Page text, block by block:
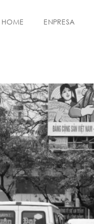
HOME ENPRESA